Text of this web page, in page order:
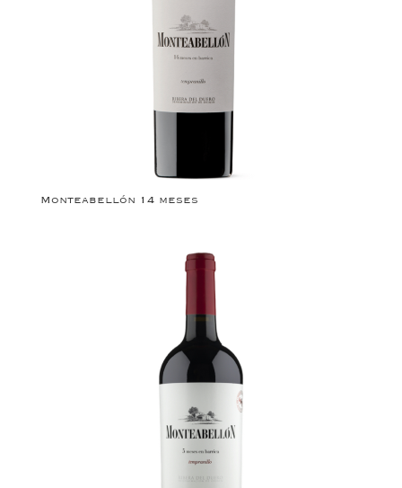
Monteabellón 14 meses